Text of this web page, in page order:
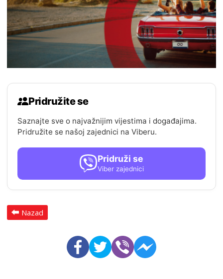
Pridružite se
Saznajte sve o najvažnijim vijestima i događajima.
Pridružite se našoj zajednici na Viberu.
Pridruži se
Viber zajednici
Nazad